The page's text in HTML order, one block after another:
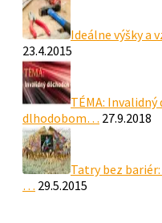
Ideálne výšky a
23.4.2015
TÉMA:
dlhodobom… 27.9.2018
Tatry bez
… 29.5.2015